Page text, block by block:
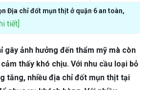
Địa chỉ đốt mụn thịt ở quận 6 an toàn,
tiết]
gây ảnh hưởng đến thẩm mỹ mà còn
thấy khó chịu. Với nhu cầu loại bỏ
tăng, nhiều địa chỉ đốt mụn thịt tại